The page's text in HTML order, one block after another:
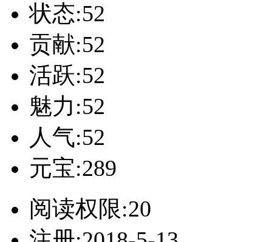
状态:52
贡献:52
活跃:52
魅力:52
人气:52
元宝:289
阅读权限:20